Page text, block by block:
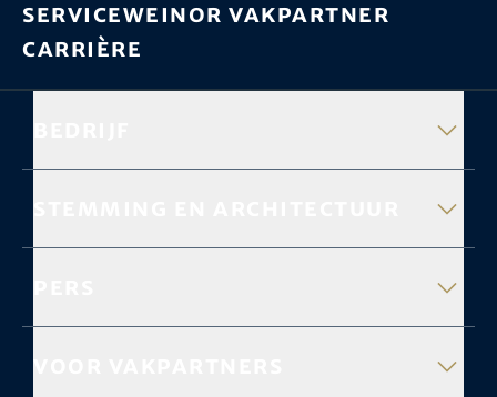
Serviceweinor vakpartner
Carrière